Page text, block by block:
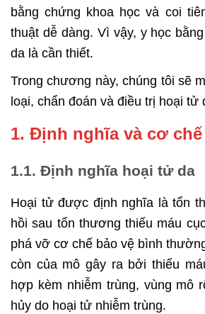
bằng chứng khoa học và coi
thuật dễ dàng. Vì vậy, y học
da là cần thiết.
Trong chương này, chúng tôi sẽ
loại, chẩn đoán và điều trị hoại tử
1. Định nghĩa và cơ
1.1. Định nghĩa hoại tử da
Hoại tử được định nghĩa là tổn
hồi sau tổn thương thiếu máu
phá vỡ cơ chế bảo vệ bình
còn của mô gây ra bởi thiếu
hợp kèm nhiễm trùng, vùng mô
hủy do hoại tử nhiễm trùng.